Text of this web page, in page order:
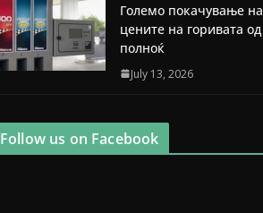
Големо покачување на
цените на горивата од
полноќ
July 13, 2026
Follow us on Facebook